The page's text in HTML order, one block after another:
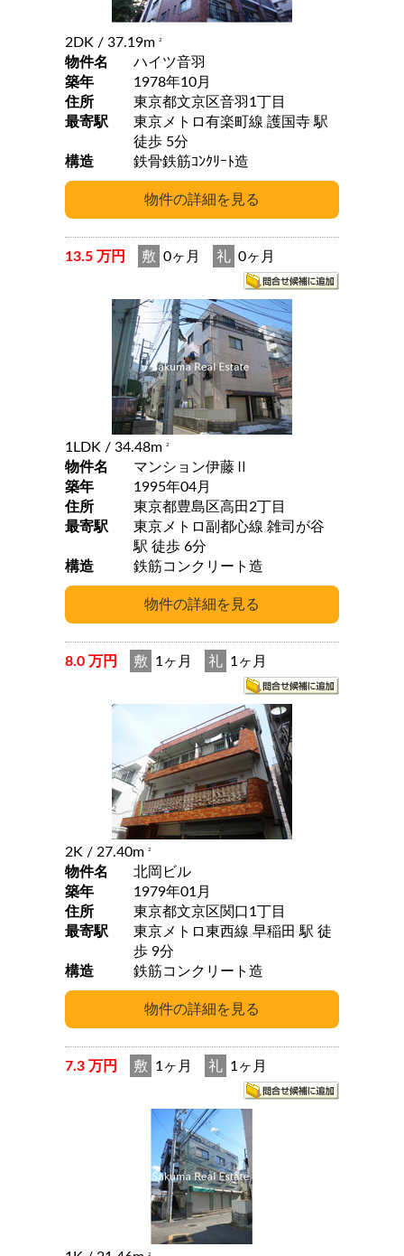
2DK / 37.19m 2
物件名
ハイツ音羽
築年
1978年10月
住所
東京都文京区音羽1丁目
最寄駅
東京メトロ有楽町線 護国寺 駅
徒歩 5分
構造
鉄骨鉄筋ｺﾝｸﾘｰﾄ造
13.5 万円 敷 0ヶ月 礼 0ヶ月
1LDK / 34.48m 2
物件名
マンション伊藤Ⅱ
築年
1995年04月
住所
東京都豊島区高田2丁目
最寄駅
東京メトロ副都心線 雑司が谷
駅 徒歩 6分
構造
鉄筋コンクリート造
8.0 万円 敷 1ヶ月 礼 1ヶ月
2K / 27.40m 2
物件名
北岡ビル
築年
1979年01月
住所
東京都文京区関口1丁目
最寄駅
東京メトロ東西線 早稲田 駅 徒
歩 9分
構造
鉄筋コンクリート造
7.3 万円 敷 1ヶ月 礼 1ヶ月
2